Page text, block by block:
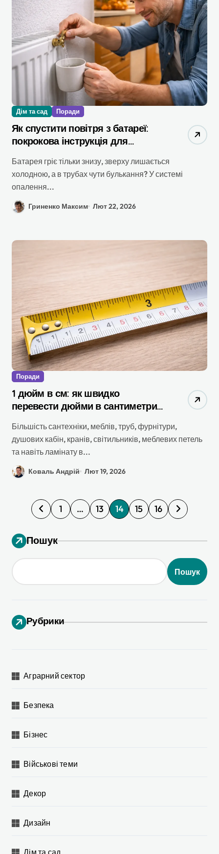
Дім та сад Поради
Як спустити повітря з батареї:
покрокова інструкція для
Батарея гріє тільки знизу, зверху лишається
холодною, а в трубах чути булькання? У системі
опалення...
Гриненко Максим Лют 22, 2026
Поради
1 дюйм в см: як швидко
перевести дюйми в сантиметри
Більшість сантехніки, меблів, труб, фурнітури,
душових кабін, кранів, світильників, меблевих петель
та навіть ламінату в...
Коваль Андрій Лют 19, 2026
П
а
г
і
а
і
п
и
і
1 … 13 14 15 16
Пошук
Пошук
Рубрики
Аграрний сектор
Безпека
Бізнес
Військові теми
Декор
Дизайн